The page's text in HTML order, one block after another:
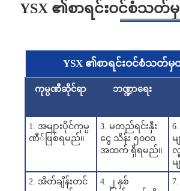
YSX ၏စာရင်းဝင်စံသတ်မှ
YSX ၏စာရင်းဝင်စံသတ်
ကုမ္ပဏီဆိုင်ရာ ဘဏ္ဍာရေး
1. အများပိုင်ကုမ္ပ
ဏီ်ဖြစ်ရမည်။
3. မတည်ရင်းနှီး
ငွေ သိန်း ၅၀၀၀
အထက် ရှိရမည်။
မ
လူ
မ
2. အိတ်ချိန်းတင်
4. ၂ နှစ်